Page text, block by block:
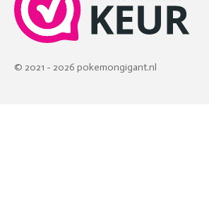
© 2021 - 2026 pokemongigant.nl